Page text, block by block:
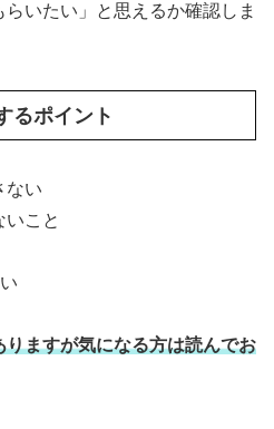
いたい」と思えるか確認しま
るポイント
ない
いこと
ますが気になる方は読んでお